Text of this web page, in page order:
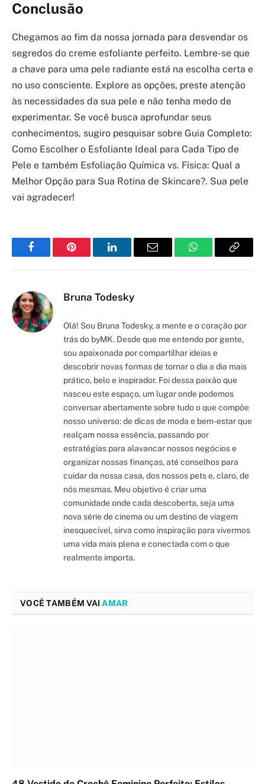
Conclusão
Chegamos ao fim da nossa jornada para desvendar os
segredos do creme esfoliante perfeito. Lembre-se que
a chave para uma pele radiante está na escolha certa e
no uso consciente. Explore as opções, preste atenção
às necessidades da sua pele e não tenha medo de
experimentar. Se você busca aprofundar seus
conhecimentos, sugiro pesquisar sobre Guia Completo:
Como Escolher o Esfoliante Ideal para Cada Tipo de
Pele e também Esfoliação Química vs. Física: Qual a
Melhor Opção para Sua Rotina de Skincare?. Sua pele
vai agradecer!
FacebookPinterest LinkedInEmail WhatsAppCopy
Bruna Todesky
Olá! Sou Bruna Todesky, a mente e o coração por
trás do byMK. Desde que me entendo por gente,
sou apaixonada por compartilhar ideias e
descobrir novas formas de tornar o dia a dia mais
prático, belo e inspirador. Foi dessa paixão que
nasceu este espaço, um lugar onde podemos
conversar abertamente sobre tudo o que compõe
nosso universo: de dicas de moda e bem-estar que
realçam nossa essência, passando por
estratégias para alavancar nossos negócios e
organizar nossas finanças, até conselhos para
cuidar da nossa casa, dos nossos pets e, claro, de
nós mesmas. Meu objetivo é criar uma
comunidade onde cada descoberta, seja uma
nova série de cinema ou um destino de viagem
inesquecível, sirva como inspiração para vivermos
uma vida mais plena e conectada com o que
realmente importa.
VOCÊ TAMBÉM VAIAMAR